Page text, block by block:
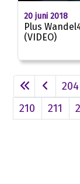
20 juni 2018
Plus
(VIDEO)
204
210
211